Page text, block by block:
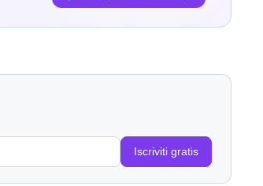
Iscriviti gratis